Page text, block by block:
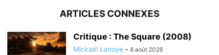
ARTICLES CONNEXES
Critique : The Square (2008)
Mickaël Lanoye - 8 août 2026